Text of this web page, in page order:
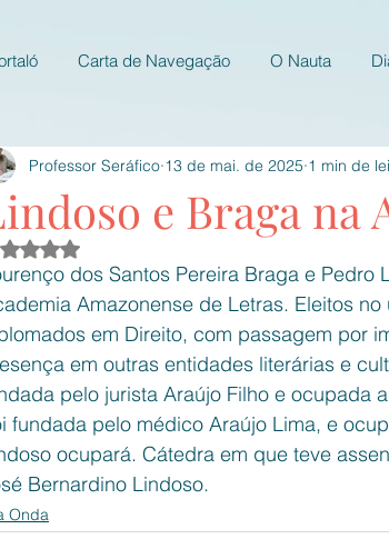
Carta de Navegação O Nauta
e Braga na
Professor Seráfico 13 de mai. de 2025 1 min de
Avaliado com NaN de 5 estrelas.
dos Santos Pereira Braga e
Amazonense de Letras. Eleitos
em Direito, com passagem por
em outras entidades literárias e
pelo jurista Araújo Filho e ocupada
fundada pelo médico Araújo Lima, e
ocupará. Cátedra em que teve
Bernardino Lindoso.
Onda